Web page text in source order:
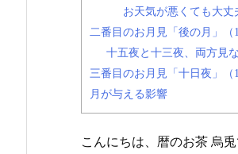
お天気が悪くても大丈
二番目のお月見「後の月」（
十五夜と十三夜、両方見
三番目のお月見「十日夜」（
月が与える影響
こんにちは、暦のお茶 烏兎